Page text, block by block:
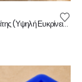
Premium Καλούπι Σιλικόνης - 🌟 Άγιος Παΐσιος ο Αγιορείτης (Υψηλή Ευκρίνεια & Αντοχή)